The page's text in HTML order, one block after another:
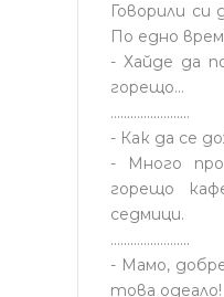
Говорили си
По едно
- Хайде да
горещо...
........................
- Как да се
- Много
горещо
седмици.
........................
- Мамо,
това одеало!